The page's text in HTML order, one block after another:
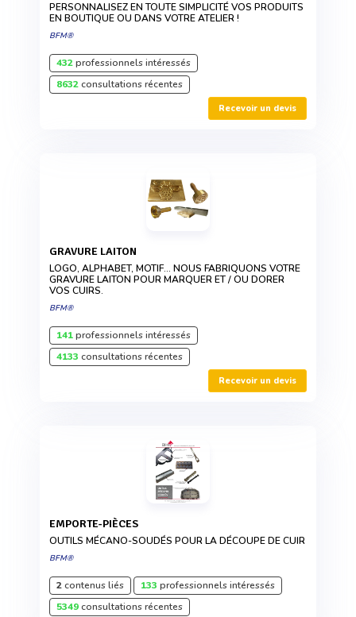
PERSONNALISEZ EN TOUTE SIMPLICITÉ VOS PRODUITS
EN BOUTIQUE OU DANS VOTRE ATELIER !
BFM®
432professionnels intéressés
8632consultations récentes
Recevoir un devis
GRAVURE LAITON
LOGO, ALPHABET, MOTIF... NOUS FABRIQUONS VOTRE
GRAVURE LAITON POUR MARQUER ET / OU DORER
VOS CUIRS.
BFM®
141professionnels intéressés
4133 consultations récentes
Recevoir un devis
EMPORTE-PIÈCES
OUTILS MÉCANO-SOUDÉS POUR LA DÉCOUPE DE CUIR
BFM®
2contenus liés 133 professionnels intéressés
5349consultations récentes